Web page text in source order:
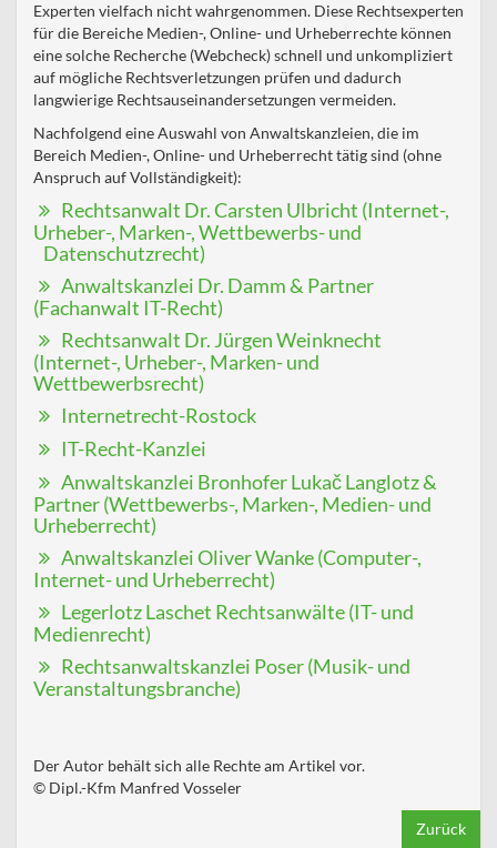
Experten vielfach nicht wahrgenommen. Diese Rechtsexperten
für die Bereiche Medien-, Online- und Urheberrechte können
eine solche Recherche (Webcheck) schnell und unkompliziert
auf mögliche Rechtsverletzungen prüfen und dadurch
langwierige Rechtsauseinandersetzungen vermeiden.
Nachfolgend eine Auswahl von Anwaltskanzleien, die im
Bereich Medien-, Online- und Urheberrecht tätig sind (ohne
Anspruch auf Vollständigkeit):
Rechtsanwalt Dr. Carsten Ulbricht (Internet-,
Urheber-, Marken-, Wettbewerbs- und
Datenschutzrecht)
Anwaltskanzlei Dr. Damm & Partner
(Fachanwalt IT-Recht)
Rechtsanwalt Dr. Jürgen Weinknecht
(Internet-, Urheber-, Marken- und
Wettbewerbsrecht)
Internetrecht-Rostock
IT-Recht-Kanzlei
Anwaltskanzlei Bronhofer Lukač Langlotz &
Partner (Wettbewerbs-, Marken-, Medien- und
Urheberrecht)
Anwaltskanzlei Oliver Wanke (Computer-,
Internet- und Urheberrecht)
Legerlotz Laschet Rechtsanwälte (IT- und
Medienrecht)
Rechtsanwaltskanzlei Poser (Musik- und
Veranstaltungsbranche)
Der Autor behält sich alle Rechte am Artikel vor.
© Dipl.-Kfm Manfred Vosseler
Zurück